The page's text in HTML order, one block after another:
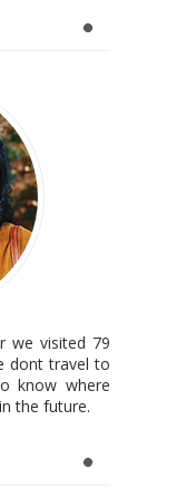
we visited 79
dont travel to
know where
the future.